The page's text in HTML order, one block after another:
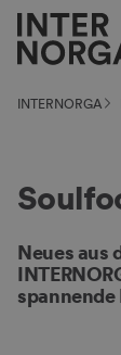
INTERNORGA
Neues aus
spannende